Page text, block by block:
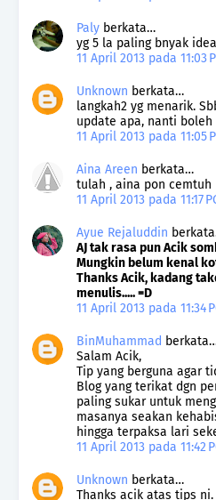
Paly berkata…
yg 5 la paling bnyak
11 April 2013 pada 11:03
Unknown berkata…
langkah2 yg menarik.
update apa, nanti
11 April 2013 pada 11:05
Aina Areen berkata…
tulah , aina pon cemtuh
11 April 2013 pada 11:17
Ayue Rejaluddin
AJ tak rasa pun Acik
Mungkin belum kenal
Thanks Acik, kadang
menulis..... =D
11 April 2013 pada 11:34
BinMuhammad
Salam Acik,
Tip yang berguna agar
Blog yang terikat dgn
paling sukar untuk
masanya seakan
hingga terpaksa lari
11 April 2013 pada 11:42
Unknown berkata…
Thanks acik atas tips